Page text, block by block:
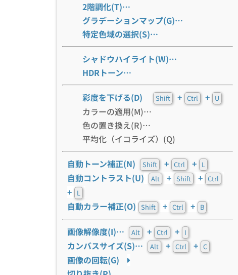
2階調化(T)…
グラデーションマップ(G)…
特定色域の選択(S)…
シャドウハイライト(W)…
HDRトーン…
彩度を下げる(D) Shift + Ctrl + U
カラーの適用(M)…
色の置き換え(R)…
平均化（イコライズ）(Q)
自動トーン補正(N) Shift + Ctrl + L
自動コントラスト(U) Alt + Shift + Ctrl
+ L
自動カラー補正(O) Shift + Ctrl + B
画像解像度(I)… Alt + Ctrl + I
カンバスサイズ(S)… Alt + Ctrl + C
画像の回転(G)